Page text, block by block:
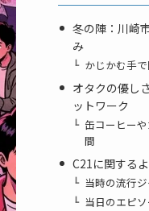
冬の陣：川崎
み
かじかむ手
オタクの優し
ットワーク
缶コーヒー
間
C21に関する
当時の流行
当日のエピ